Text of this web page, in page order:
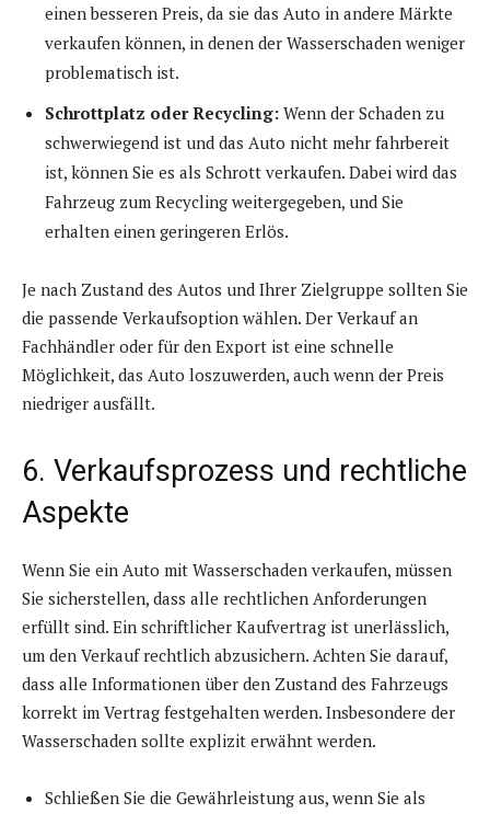
einen besseren Preis, da sie das Auto in andere Märkte
verkaufen können, in denen der Wasserschaden weniger
problematisch ist.
Schrottplatz oder Recycling: Wenn der Schaden zu
schwerwiegend ist und das Auto nicht mehr fahrbereit
ist, können Sie es als Schrott verkaufen. Dabei wird das
Fahrzeug zum Recycling weitergegeben, und Sie
erhalten einen geringeren Erlös.
Je nach Zustand des Autos und Ihrer Zielgruppe sollten Sie
die passende Verkaufsoption wählen. Der Verkauf an
Fachhändler oder für den Export ist eine schnelle
Möglichkeit, das Auto loszuwerden, auch wenn der Preis
niedriger ausfällt.
6. Verkaufsprozess und rechtliche
Aspekte
Wenn Sie ein Auto mit Wasserschaden verkaufen, müssen
Sie sicherstellen, dass alle rechtlichen Anforderungen
erfüllt sind. Ein schriftlicher Kaufvertrag ist unerlässlich,
um den Verkauf rechtlich abzusichern. Achten Sie darauf,
dass alle Informationen über den Zustand des Fahrzeugs
korrekt im Vertrag festgehalten werden. Insbesondere der
Wasserschaden sollte explizit erwähnt werden.
Schließen Sie die Gewährleistung aus, wenn Sie als